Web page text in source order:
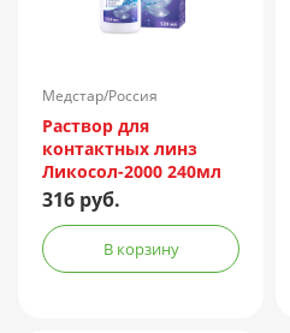
Медстар/Россия
Раствор для
контактных линз
Ликосол-2000 240мл
316 руб.
В корзину